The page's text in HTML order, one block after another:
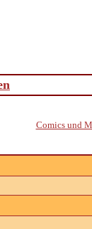
Comics und